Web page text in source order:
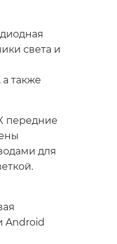
света и
также
передние
для
Android